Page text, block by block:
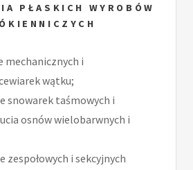
PŁASKICH WYROBÓW
mechanicznych i
wątku;
snowarek taśmowych i
osnów wielobarwnych i
zespołowych i sekcyjnych